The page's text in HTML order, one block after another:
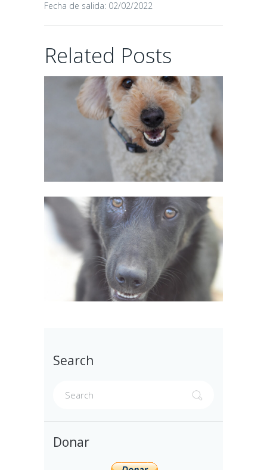
Fecha de salida: 02/02/2022
Related Posts
02/06/2026
Search
Donar